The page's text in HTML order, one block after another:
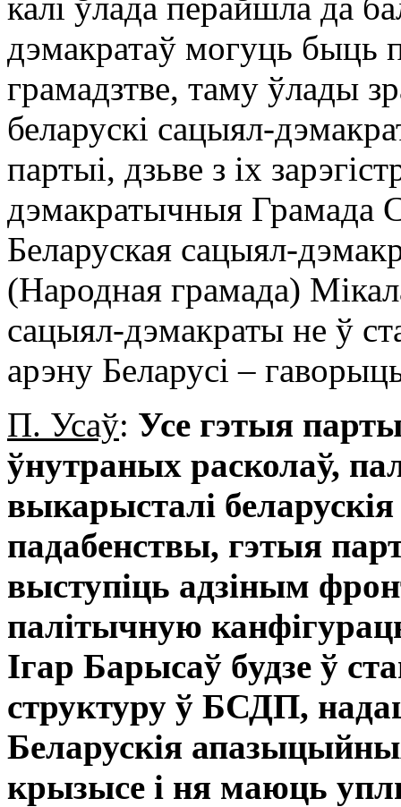
дэмакратаў могуць быць
грамадзтве, таму ўлады
беларускі сацыял-
партыі, дзьве з іх
дэмакратычныя Грамада
Беларуская сацыял-
(Народная грамада)
сацыял-дэмакраты не ў
арэну Беларусі –
П. Усаў: Усе гэтыя
ўнутраных расколаў,
выкарысталі
падабенствы, гэтыя
выступіць адзіным
палітычную
Ігар Барысаў будзе ў
структуру ў БСДП,
Беларускія
крызысе і ня маюць